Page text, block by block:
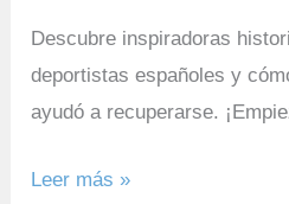
Descubre inspiradoras
deportistas españoles y
ayudó a recuperarse.
Leer más »